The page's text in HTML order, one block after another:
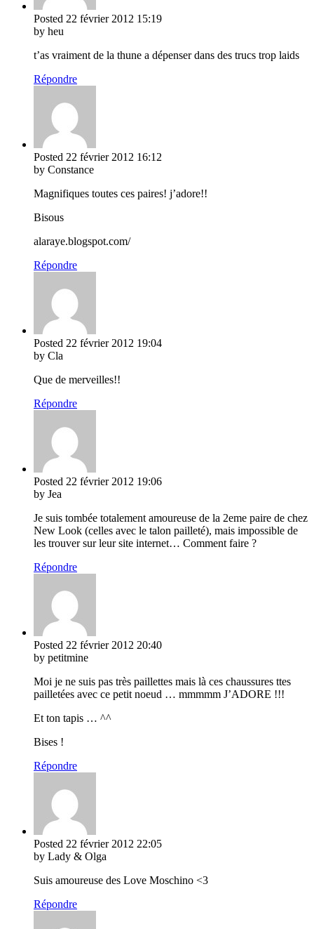
Posted 22 février 2012 15:19
by heu
t’as vraiment de la thune a dépenser dans des trucs trop laids
Répondre
Posted 22 février 2012 16:12
by Constance
Magnifiques toutes ces paires! j’adore!!
Bisous
alaraye.blogspot.com/
Répondre
Posted 22 février 2012 19:04
by Cla
Que de merveilles!!
Répondre
Posted 22 février 2012 19:06
by Jea
Je suis tombée totalement amoureuse de la 2eme paire de chez
New Look (celles avec le talon pailleté), mais impossible de
les trouver sur leur site internet… Comment faire ?
Répondre
Posted 22 février 2012 20:40
by petitmine
Moi je ne suis pas très paillettes mais là ces chaussures ttes
pailletées avec ce petit noeud … mmmmm J’ADORE !!!
Et ton tapis … ^^
Bises !
Répondre
Posted 22 février 2012 22:05
by Lady & Olga
Suis amoureuse des Love Moschino <3
Répondre